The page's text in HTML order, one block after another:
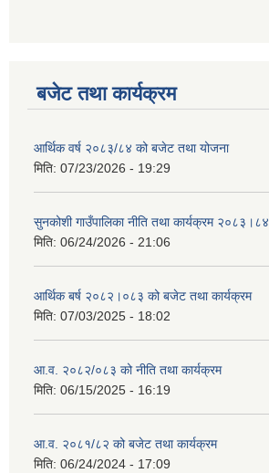
बजेट तथा कार्यक्रम
आर्थिक वर्ष २०८३/८४ को बजेट तथा योजना
मिति: 07/23/2026 - 19:29
सुनकोशी गाउँपालिका नीति तथा कार्यक्रम २०८३।८४
मिति: 06/24/2026 - 21:06
आर्थिक बर्ष २०८२।०८३ को बजेट तथा कार्यक्रम
मिति: 07/03/2025 - 18:02
आ.व. २०८२/०८३ को नीति तथा कार्यक्रम
मिति: 06/15/2025 - 16:19
आ.व. २०८१/८२ को बजेट तथा कार्यक्रम
मिति: 06/24/2024 - 17:09